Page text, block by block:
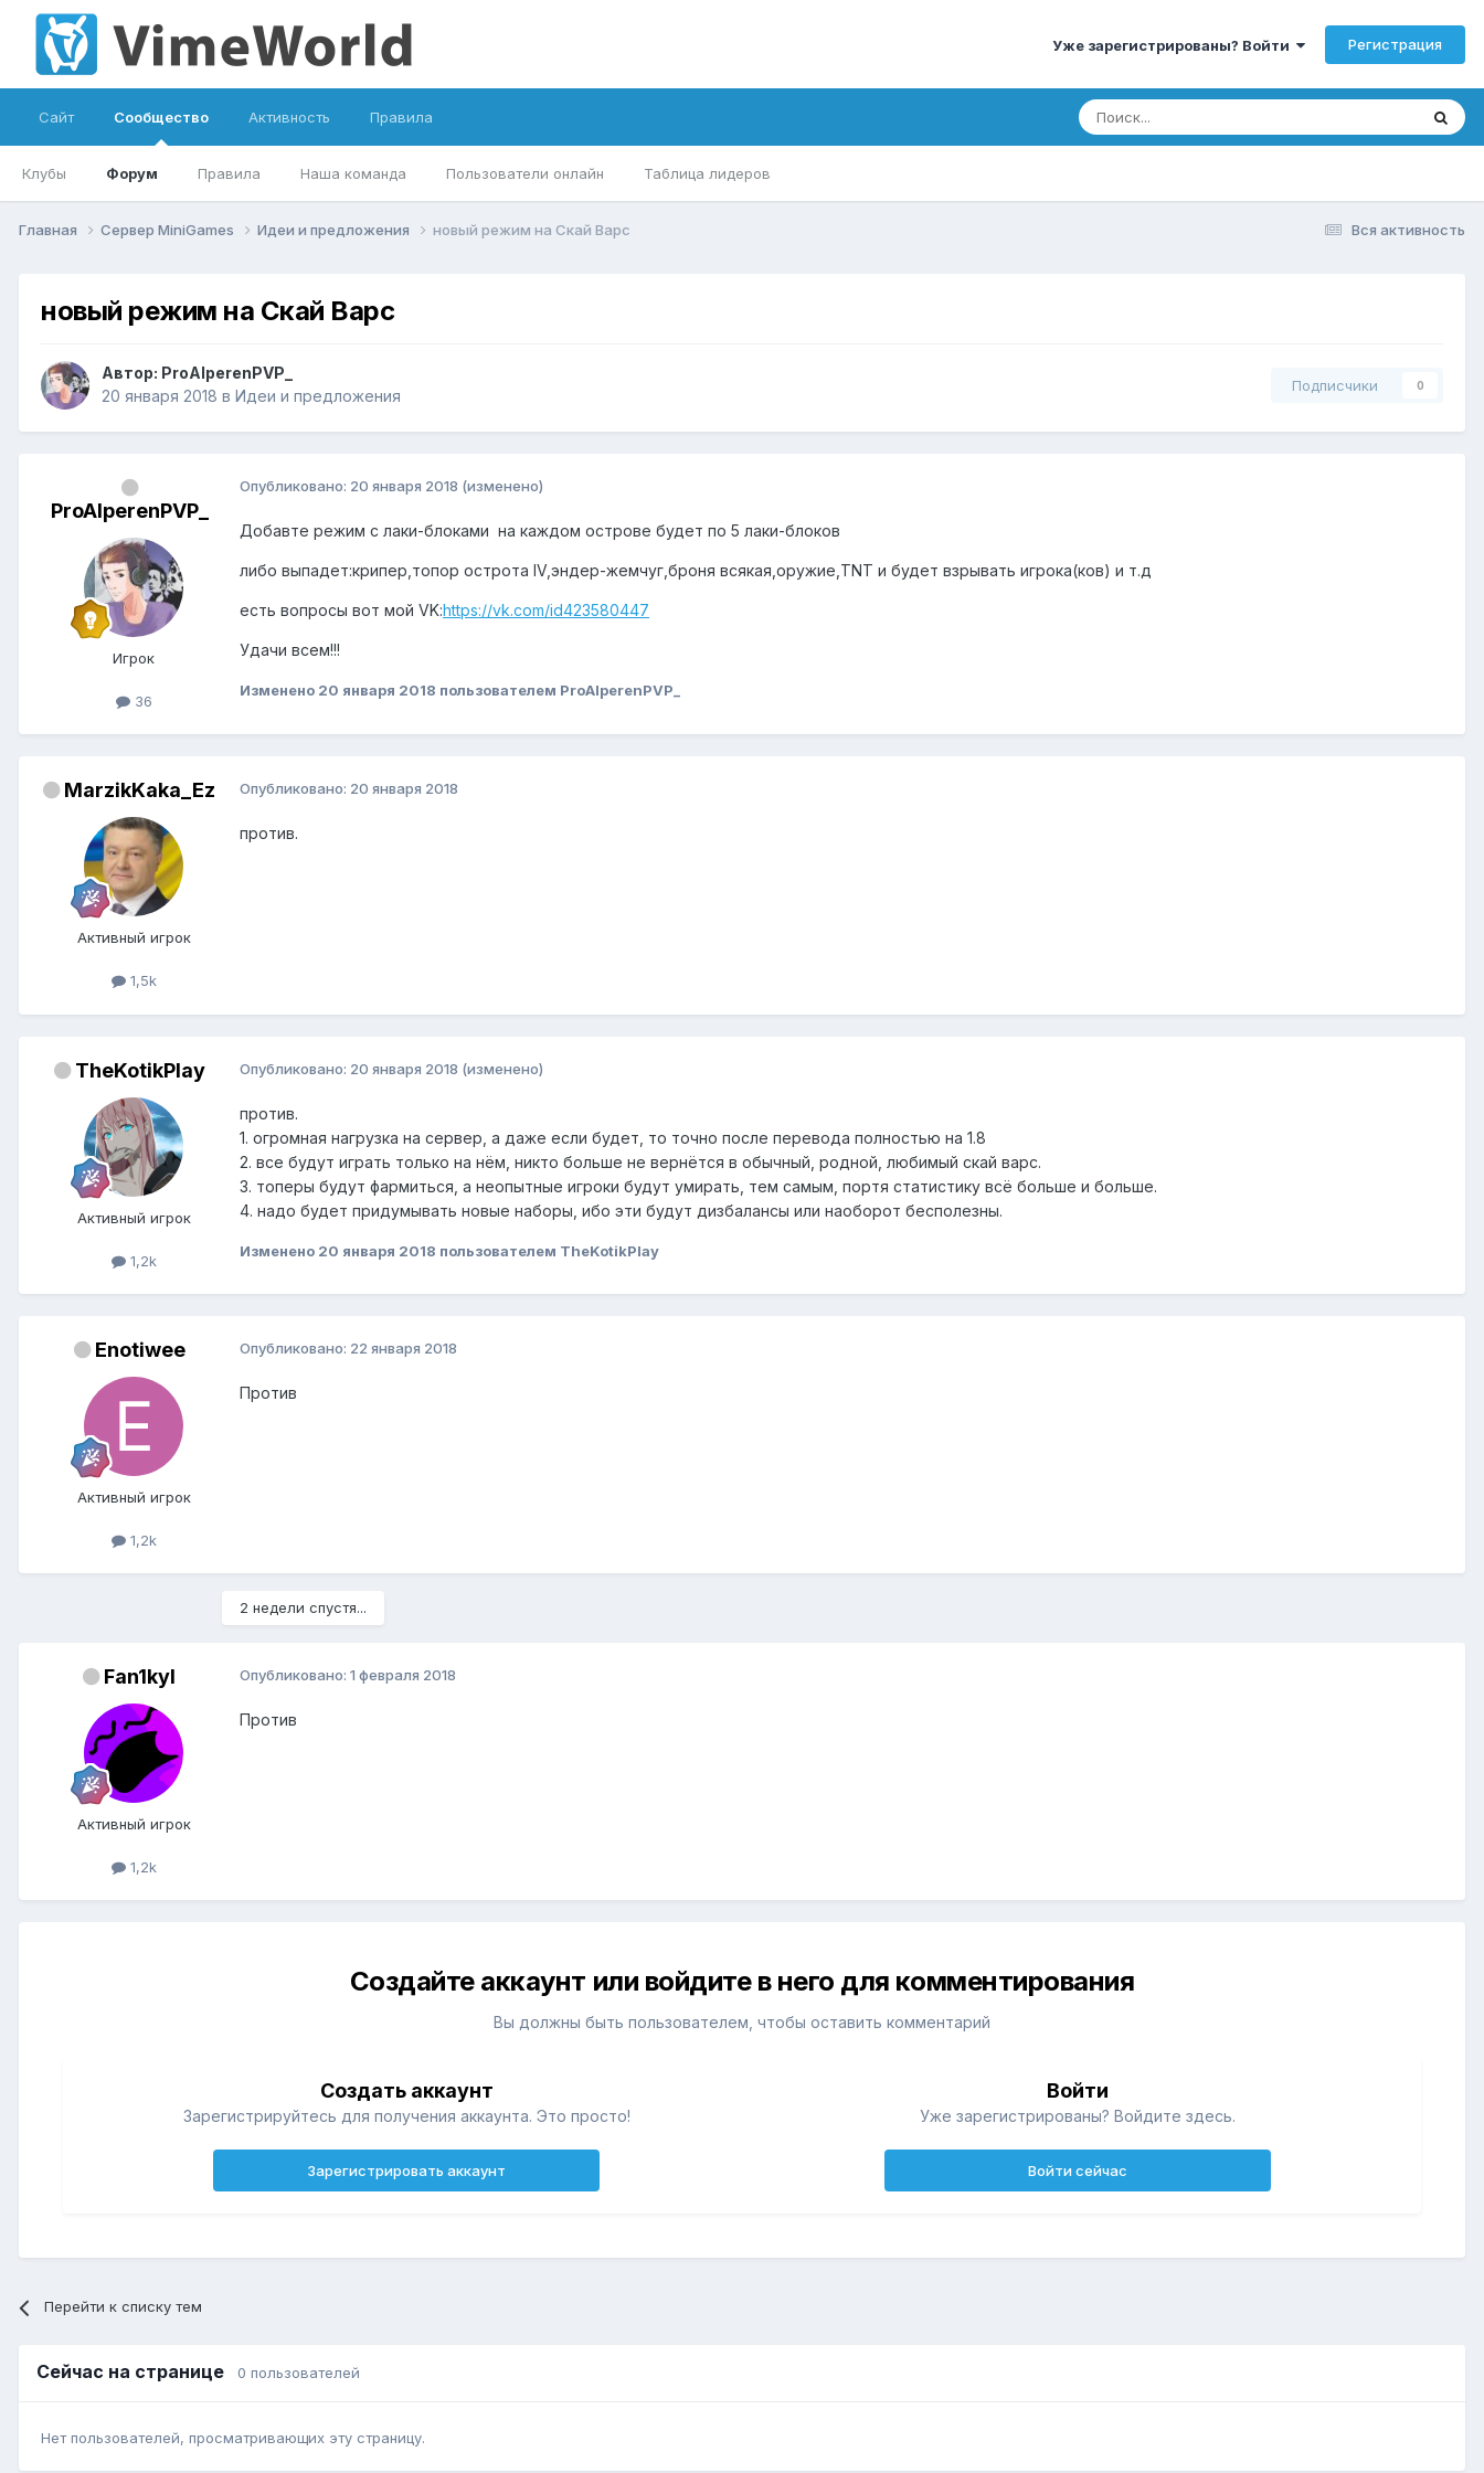
Уже зарегистрированы? Войти Регистрация
Сайт Сообщество
Клубы Форум Правила Наша команда Пользователи онлайн Таблица лидеров
Активность Правила
Вся активность
Главная Сервер MiniGames Идеи и предложения новый режим на Скай Варс
новый режим на Скай Варс
Автор: ProAlperenPVP_
20 января 2018 в Идеи и предложения
Подписчики 0
ProAlperenPVP_
Игрок
36
Опубликовано: 20 января 2018 (изменено)
Добавте режим с лаки-блоками на каждом острове будет по 5 лаки-блоков
либо выпадет:крипер,топор острота IV,эндер-жемчуг,броня всякая,оружие,TNT и будет взрывать игрока(ков) и т.д
есть вопросы вот мой VK:https://vk.com/id423580447
Удачи всем!!!
Изменено 20 января 2018 пользователем ProAlperenPVP_
MarzikKaka_Ez
Активный игрок
1,5k
Опубликовано: 20 января 2018
против.
TheKotikPlay
Активный игрок
1,2k
Опубликовано: 20 января 2018 (изменено)
против.
1. огромная нагрузка на сервер, а даже если будет, то точно после перевода полностью на 1.8
2. все будут играть только на нём, никто больше не вернётся в обычный, родной, любимый скай варс.
3. топеры будут фармиться, а неопытные игроки будут умирать, тем самым, портя статистику всё больше и больше.
4. надо будет придумывать новые наборы, ибо эти будут дизбалансы или наоборот бесполезны.
Изменено 20 января 2018 пользователем TheKotikPlay
Enotiwee
Активный игрок
1,2k
Опубликовано: 22 января 2018
Против
2 недели спустя...
Fan1kyl
Активный игрок
1,2k
Опубликовано: 1 февраля 2018
Против
Создайте аккаунт или войдите в него для комментирования
Вы должны быть пользователем, чтобы оставить комментарий
Создать аккаунт
Зарегистрируйтесь для получения аккаунта. Это просто!
Зарегистрировать аккаунт
Войти
Уже зарегистрированы? Войдите здесь.
Войти сейчас
Перейти к списку тем
Сейчас на странице 0 пользователей
Нет пользователей, просматривающих эту страницу.